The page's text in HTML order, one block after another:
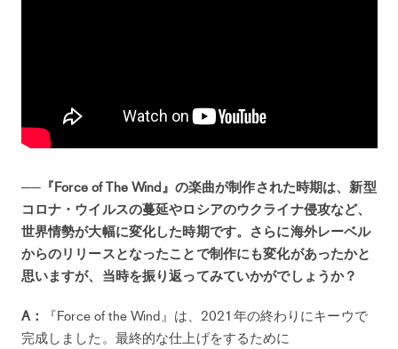
──『Force of The Wind』の楽曲が制作された時期は、新型
コロナ・ウイルスの蔓延やロシアのウクライナ侵攻など、
世界情勢が大幅に変化した時期です。さらに海外レーベル
からのリリースとなったことで制作にも変化があったかと
思いますが、当時を振り返ってみていかがでしょうか？
A：
『Force of the Wind』は、2021年の終わりにキーウで
完成しました。最終的な仕上げをするために